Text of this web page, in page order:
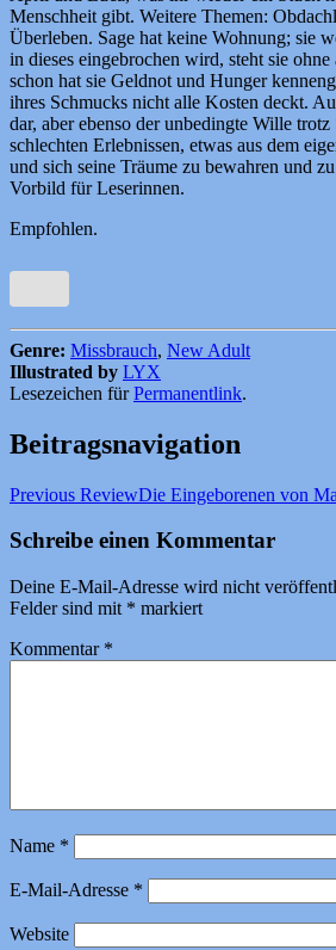
Menschheit gibt. Weitere Themen:
Überleben. Sage hat keine Wohnung; sie
in dieses eingebrochen wird, steht sie
schon hat sie Geldnot und Hunger
ihres Schmucks nicht alle Kosten deckt.
dar, aber ebenso der unbedingte Wille
schlechten Erlebnissen, etwas aus dem
und sich seine Träume zu bewahren und
Vorbild für Leserinnen.
Empfohlen.
Genre: Missbrauch, New Adult
Illustrated by LYX
Lesezeichen fürPermanentlink.
Beitragsnavigation
Previous ReviewDie Eingeborenen von
Schreibe einen Kommentar
Deine E-Mail-Adresse wird nicht
Felder sind mit * markiert
Kommentar *
Name *
E-Mail-Adresse *
Website